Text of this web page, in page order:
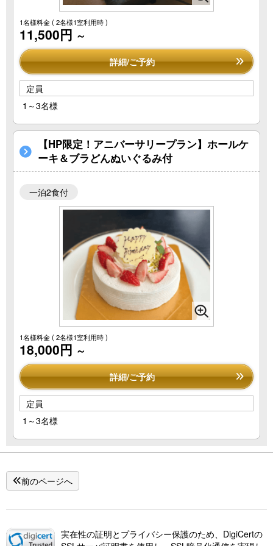
1名様料金( 2名様1室利用時 )
11,500円 ～
詳細/ご予約
定員
1～3名様
【HP限定！アニバーサリープラン】ホールケ
ーキ＆ブラどんぬいぐるみ付
一泊2食付
1名様料金( 2名様1室利用時 )
18,000円 ～
詳細/ご予約
定員
1～3名様
前のページへ
実在性の証明とプライバシー保護のため、DigiCertの